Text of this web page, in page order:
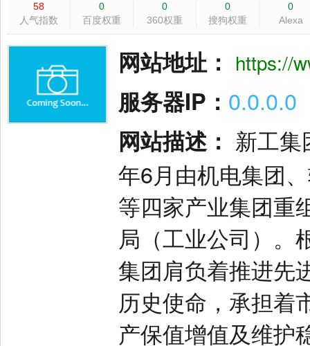
58
人气指数
0
百度权重
0
360权重
0
搜狗权重
0
Alexa
网站地址： https://
服务器IP： 0.0.0.0
网站描述： 新工
年6月由机电集团
等四家产业集团重
局（工业公司）。
集团肩负着推进先
历史使命，承担着
产保值增值及维护